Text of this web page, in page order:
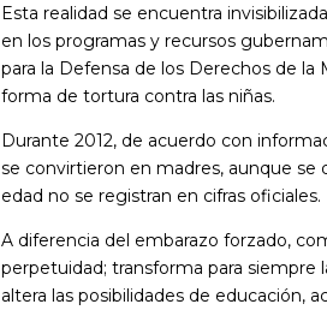
Esta realidad se encuentra
en los programas y recursos
para la Defensa de los Derechos de la
forma de tortura contra las niñas.
Durante 2012, de acuerdo con
se convirtieron en madres, aunque se
edad no se registran en cifras oficiales.
A diferencia del embarazo forzado,
perpetuidad; transforma para siempre
altera las posibilidades de educación,